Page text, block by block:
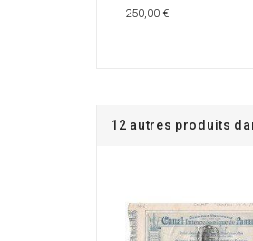
250,00 €
12 autres produits